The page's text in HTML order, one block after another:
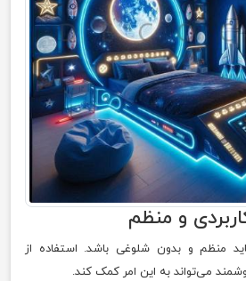
منظم و بدون شلوغی باشد. استفاده از
می‌تواند به این امر کمک کند.